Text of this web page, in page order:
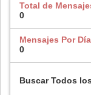
Total de
0
Mensajes Por Día
0
Buscar Todos